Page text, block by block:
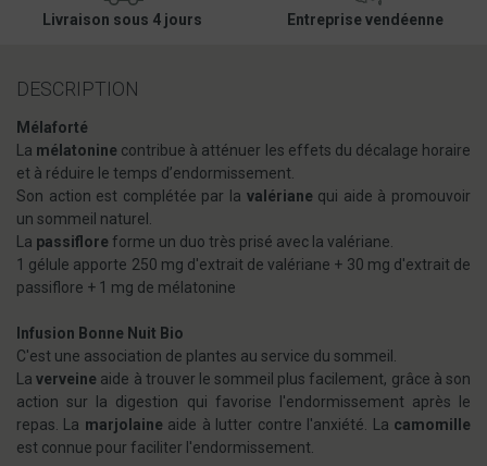
Livraison sous 4 jours Entreprise vendéenne
DESCRIPTION
Mélaforté
La mélatonine contribue à atténuer les effets du décalage horaire
et à réduire le temps d’endormissement.
Son action est complétée par la valériane qui aide à promouvoir
un sommeil naturel.
La passiflore forme un duo très prisé avec la valériane.
1 gélule apporte 250 mg d'extrait de valériane + 30 mg d'extrait de
passiflore + 1 mg de mélatonine
Infusion Bonne Nuit Bio
C'est une association de plantes au service du sommeil.
Laverveine aide à trouver le sommeil plus facilement, grâce à son
action sur la digestion qui favorise l'endormissement après le
repas. La marjolaineaide à lutter contre l'anxiété. La camomille
est connue pour faciliter l'endormissement.